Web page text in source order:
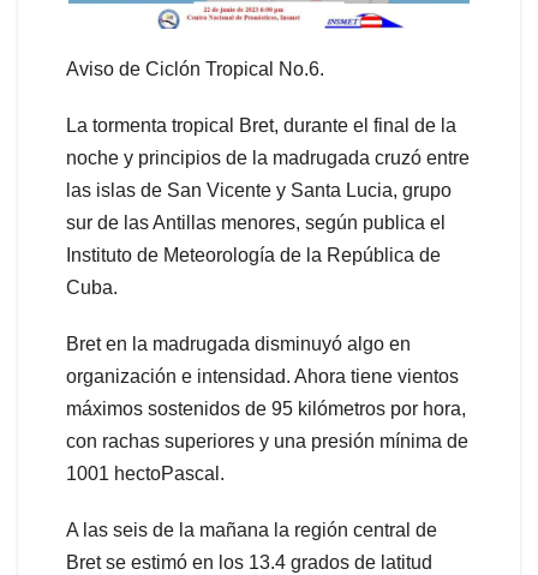
Aviso de Ciclón Tropical No.6.
La tormenta tropical Bret, durante el final de la
noche y principios de la madrugada cruzó entre
las islas de San Vicente y Santa Lucia, grupo
sur de las Antillas menores, según publica el
Instituto de Meteorología de la República de
Cuba.
Bret en la madrugada disminuyó algo en
organización e intensidad. Ahora tiene vientos
máximos sostenidos de 95 kilómetros por hora,
con rachas superiores y una presión mínima de
1001 hectoPascal.
A las seis de la mañana la región central de
Bret se estimó en los 13.4 grados de latitud